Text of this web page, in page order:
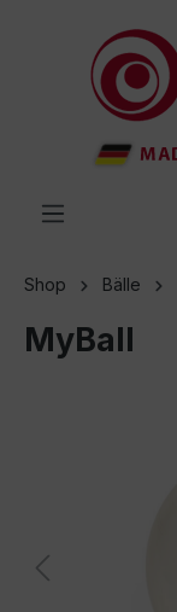
springen
Shop Bälle
MyBall